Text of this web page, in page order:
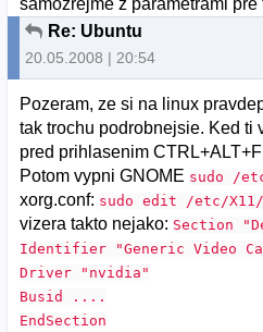
samozrejme z parametrami pre
Re: Ubuntu
20.05.2008 | 20:54
Pozeram, ze si na linux
tak trochu podrobnejsie. Ked ti
pred prihlasenim
Potom vypni GNOME sudo /
xorg.conf: sudo edit /etc/
vizera takto nejako: Section
Identifier "Generic Video
Driver "nvidia"
Busid ....
EndSection